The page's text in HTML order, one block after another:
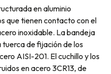
en aluminio
que tienen contacto con el
inoxidable. La bandeja
de fijación de los
AISI-201. El cuchillo y los
en acero 3CR13, de